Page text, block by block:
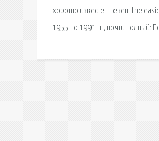
хорошо известен певец. the
1955 по 1991 гг., почти полный: